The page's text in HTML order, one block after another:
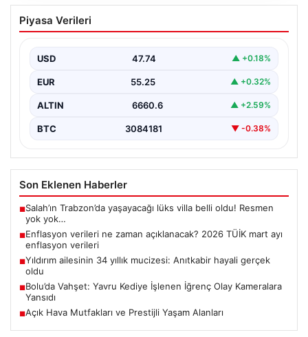
Açık Hava Mutfakları ve Prestijli Yaşam
Alanları
göstermektedir. Baştan başa özel villalarda yaşayan
kullanıcılar,…
Piyasa Verileri
USD 47.74 ▲ +0.18%
EUR 55.25 ▲ +0.32%
ALTIN 6660.6 ▲ +2.59%
BTC 3084181 ▼ -0.38%
Son Eklenen Haberler
■Salah’ın Trabzon’da yaşayacağı lüks villa belli oldu! Resmen
yok yok…
■Enflasyon verileri ne zaman açıklanacak? 2026 TÜİK mart ayı
enflasyon verileri
■Yıldırım ailesinin 34 yıllık mucizesi: Anıtkabir hayali gerçek
oldu
■Bolu’da Vahşet: Yavru Kediye İşlenen İğrenç Olay Kameralara
Yansıdı
■Açık Hava Mutfakları ve Prestijli Yaşam Alanları